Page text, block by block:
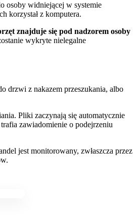
osoby widniejącej w systemie
korzystał z komputera.
znajduje się pod nadzorem osoby
wykryte nielegalne
drzwi z nakazem przeszukania, albo
Pliki zaczynają się automatycznie
zawiadomienie o podejrzeniu
jest monitorowany, zwłaszcza przez